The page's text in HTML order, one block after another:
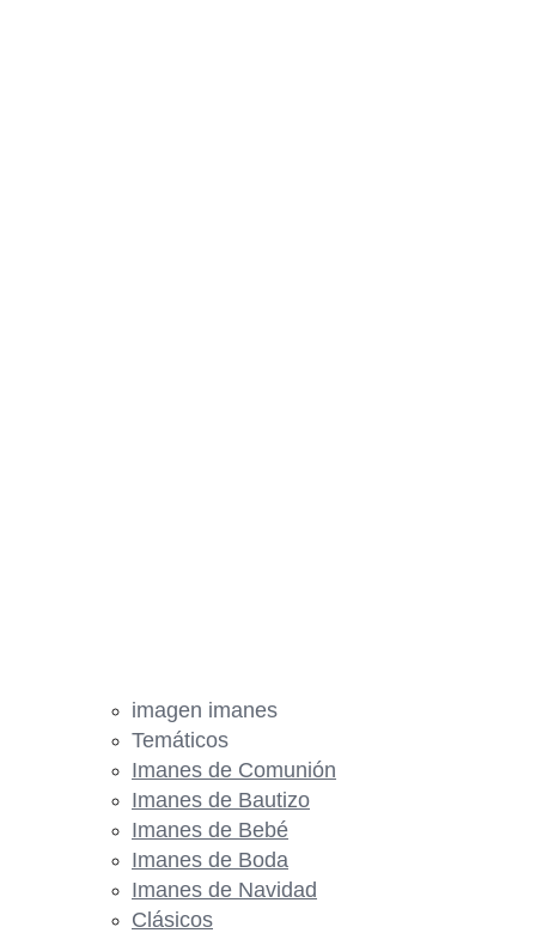
imagen imanes
Temáticos
Imanes de Comunión
Imanes de Bautizo
Imanes de Bebé
Imanes de Boda
Imanes de Navidad
Clásicos